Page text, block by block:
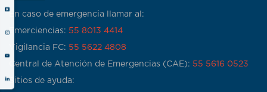
En caso de emergencia llamar al:
Emerciencias: 55 8013 4414
Vigilancia FC: 55 5622 4808
Central de Atención de Emergencias (CAE): 55 5616 0523
Sitios de ayuda: